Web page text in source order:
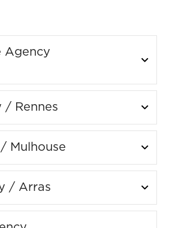
Agency
/ Rennes
Mulhouse
/ Arras